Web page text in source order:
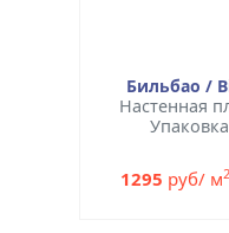
Бильбао /
Настенная
1295 руб/ м2